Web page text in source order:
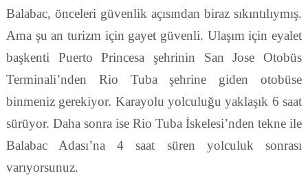
Balabac, önceleri güvenlik açısından biraz sıkıntılıymış.
Ama şu an turizm için gayet güvenli. Ulaşım için eyalet
başkenti Puerto Princesa şehrinin San Jose Otobüs
Terminali’nden Rio Tuba şehrine giden otobüse
binmeniz gerekiyor. Karayolu yolculuğu yaklaşık 6 saat
sürüyor. Daha sonra ise Rio Tuba İskelesi’nden tekne ile
Balabac Adası’na 4 saat süren yolculuk sonrası
varıyorsunuz.